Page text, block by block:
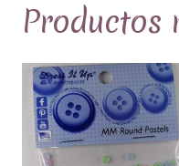
Productos